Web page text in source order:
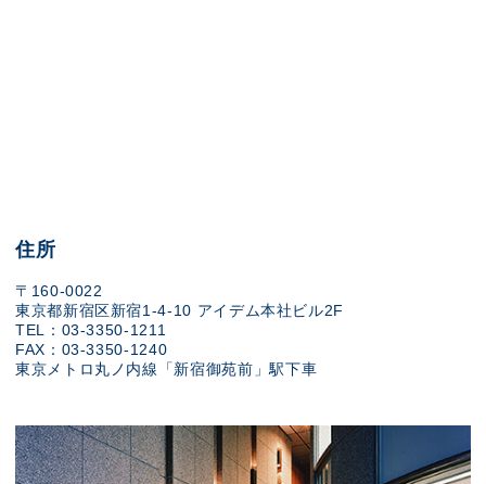
住所
〒160-0022
東京都新宿区新宿1-4-10 アイデム本社ビル2F
TEL：03-3350-1211
FAX：03-3350-1240
東京メトロ丸ノ内線「新宿御苑前」駅下車